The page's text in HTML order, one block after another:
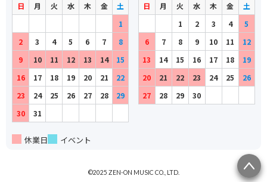
日 月 火 水 木 金
土
1
2
3 4 5 6 7
8
9
10 11 12 13 14
15
16
17 18 19 20 21
22
23
24 25 26 27 28
29
30
31
日 月 火 水 木 金
土
1
2 3 4
5
6
7 8 9 10 11
12
13
14 15 16 17 18
19
20
21 22 23 24 25
26
27
28 29 30
休業日 イベント
©2025 ZEN-ON MUSIC CO., LTD.